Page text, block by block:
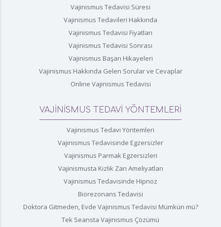
Vajinismus Tedavisi Süresi
Vajinismus Tedavileri Hakkında
Vajinismus Tedavisi Fiyatları
Vajinismus Tedavisi Sonrası
Vajinismus Başarı Hikayeleri
Vajinismus Hakkında Gelen Sorular ve Cevaplar
Online Vajinismus Tedavisi
VAJİNİSMUS TEDAVİ YÖNTEMLERİ
Vajinismus Tedavi Yöntemleri
Vajinismus Tedavisinde Egzersizler
Vajinismus Parmak Egzersizleri
Vajinismusta Kızlık Zarı Ameliyatları
Vajinismus Tedavisinde Hipnoz
Biorezonans Tedavisi
Doktora Gitmeden, Evde Vajinismus Tedavisi Mümkün mü?
Tek Seansta Vajinismus Çözümü